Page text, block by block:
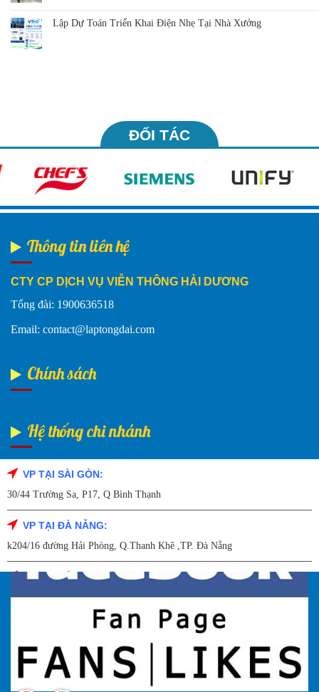
Lập Dự Toán Triển Khai Điện Nhẹ Tại Nhà Xưởng
ĐỐI TÁC
Thông tin liên hệ
CTY CP DỊCH VỤ VIỄN THÔNG HẢI DƯƠNG
Tổng đài: 1900636518
Email: contact@laptongdai.com
Chính sách
Hệ thống chi nhánh
VP TẠI SÀI GÒN:
30/44 Trường Sa, P17, Q Bình Thạnh
VP TẠI ĐÀ NẴNG:
k204/16 đường Hải Phòng, Q.Thanh Khê ,TP. Đà Nẵng
VP TẠI HẢI DƯƠNG:
Số 9/14 – P.Tứ Thông – TP Hải Dương
VP TẠI HẢI PHÒNG:
227 Đường Hải Triều , P. Quán Toan , Q. Hồng Bàng , Tp Hải Phòng
VP TẠI HÀ NỘI
Fanpage Facebook